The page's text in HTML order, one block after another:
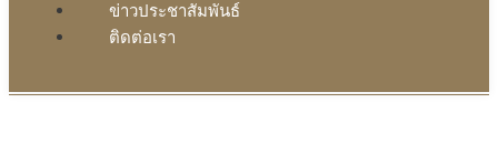
ข่าวประชาสัมพันธ์
ติดต่อเรา